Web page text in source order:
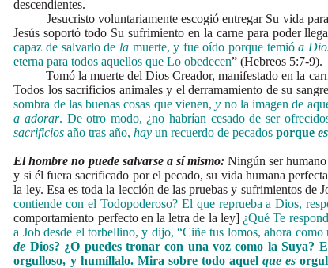
descendientes.
Jesucristo voluntariamente escogió entregar Su vida para
Jesús soportó todo Su sufrimiento en la carne para poder
capaz de salvarlo de lamuerte, y fue oído porque temióa
eterna para todos aquellos que Lo obedecen” (Hebreos 5:7-9).
Tomó la muerte del Dios Creador, manifestado en la
Todos los sacrificios animales y el derramamiento de su
sombra de las buenas cosas que vienen,y no la imagen de
a adorar. De otro modo, ¿no habrían cesado de ser
sacrificios año tras año,hayun recuerdo de pecadosporquees
El hombre no puede salvarse a sí mismo:Ningún ser humano
y si él fuera sacrificado por el pecado, su vida humana
la ley. Esa es toda la lección de las pruebas y sufrimientos
contiende con el Todopoderoso? El que reprueba a Dios,
comportamiento perfecto en la letra de la ley] ¿Qué Te
a Job desde el torbellino, y dijo, “Ciñe tus lomos, ahora
de Dios? ¿O puedes tronar con una voz como la Suya?
orgulloso, y humíllalo. Mira sobre todo aquelque es